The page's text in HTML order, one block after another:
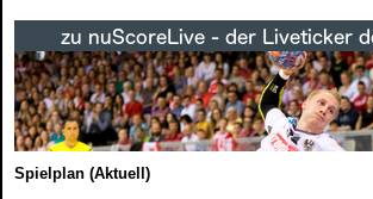
Spielplan (Aktuell)